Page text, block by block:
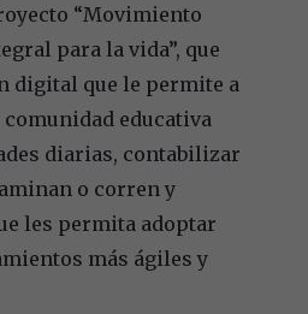
“Movimiento
para la vida”, que
digital que le permite a
educativa
diarias, contabilizar
o corren y
les permita adoptar
más ágiles y